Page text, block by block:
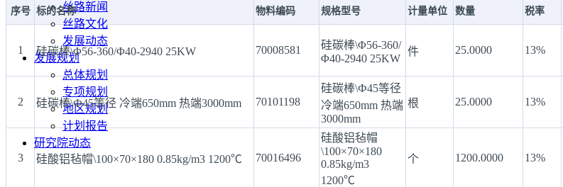
丝路新闻
丝路文化
发展动态
发展规划
总体规划
专项规划
地区规划
计划报告
研究院动态
序号 标的名称 物料编码 规格型号 计量单位 数量 税率
1 硅碳棒\Φ56-360/Φ40-2940 25KW 70008581
硅碳棒\Φ56-360/
Φ40-2940 25KW
件 25.0000 13%
2 硅碳棒\Ф45等径 冷端650mm 热端3000mm 70101198
硅碳棒\Ф45等径
冷端650mm 热端
3000mm
根 25.0000 13%
3 硅酸铝毡帽\100×70×180 0.85kg/m3 1200℃ 70016496
硅酸铝毡帽
\100×70×180
0.85kg/m3
1200℃
个 1200.0000 13%